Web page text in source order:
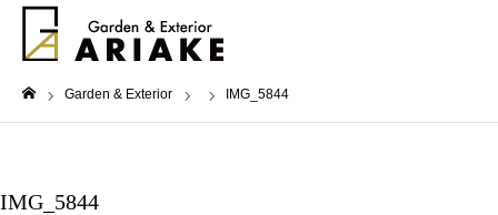
Garden & Exterior IMG_5844
IMG_5844